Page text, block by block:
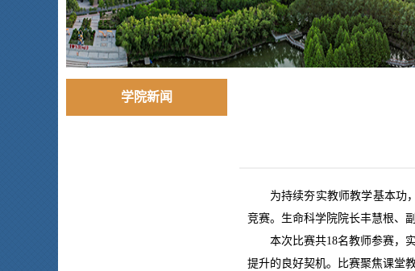
学院新闻
为持续夯实教师教学基本功
竞赛。生命科学院院长丰慧根、
本次比赛共18名教师参赛，
提升的良好契机。比赛聚焦课堂